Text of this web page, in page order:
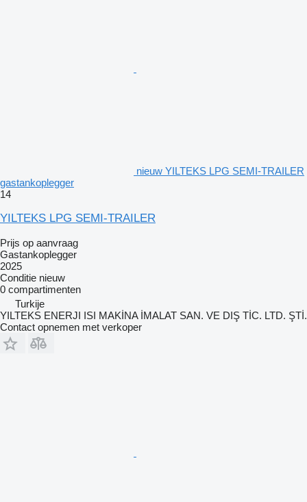
nieuw YILTEKS LPG SEMI-TRAILER
gastankoplegger
14
YILTEKS LPG SEMI-TRAILER
Prijs op aanvraag
Gastankoplegger
2025
Conditie nieuw
0 compartimenten
Turkije
YILTEKS ENERJI ISI MAKİNA İMALAT SAN. VE DIŞ TİC. LTD. ŞTİ.
Contact opnemen met verkoper